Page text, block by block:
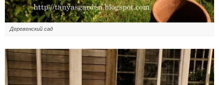
Деревенский сад